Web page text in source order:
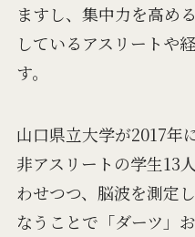
ますし、集中力を高め
しているアスリートや
す。
山口県立大学が2017年
非アスリートの学生13
わせつつ、脳波を測定
なうことで「ダーツ」